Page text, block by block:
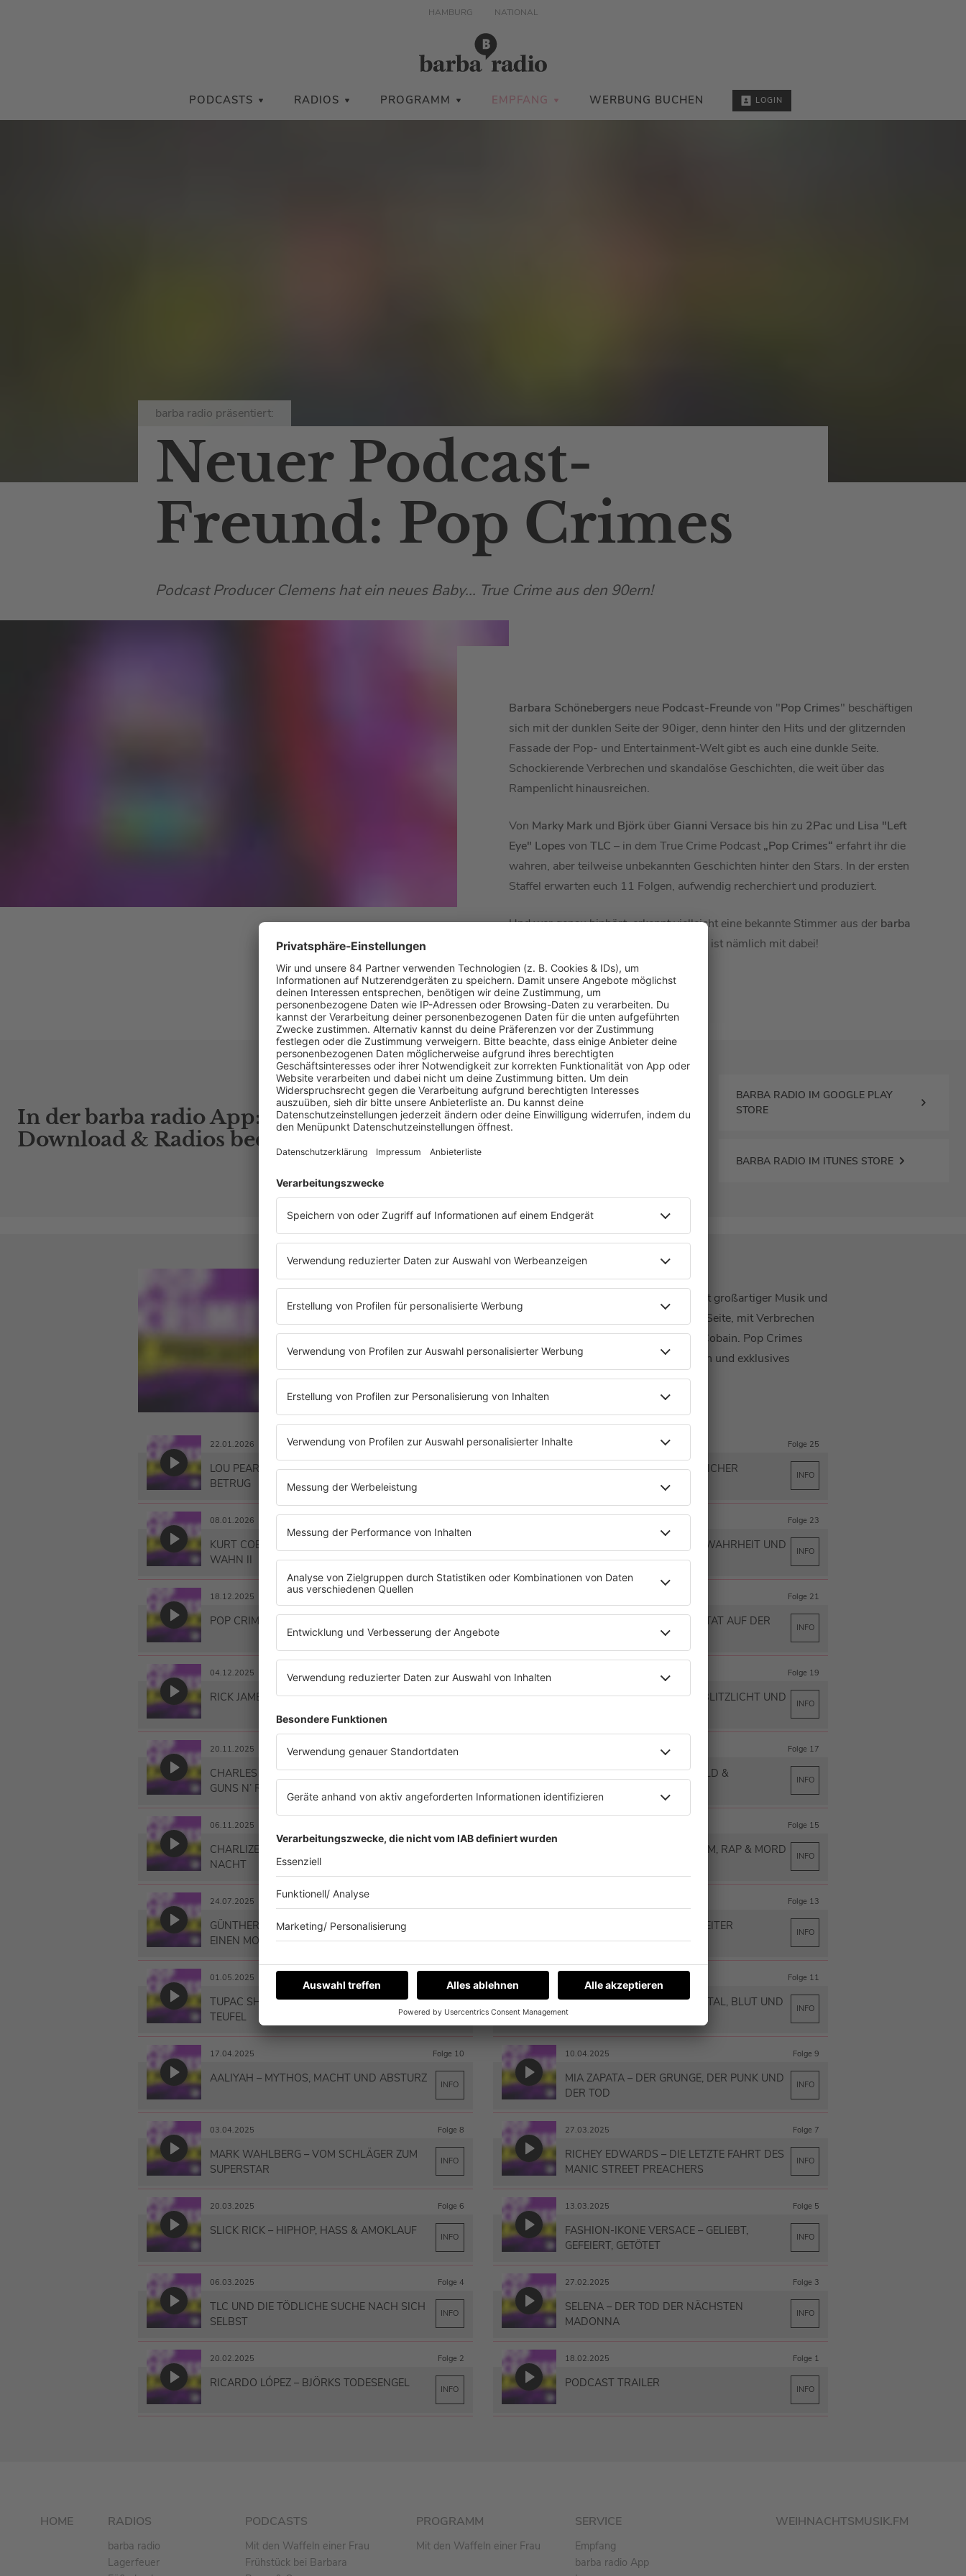
HAMBURG NATIONAL
PODCASTS RADIOS PROGRAMM EMPFANG WERBUNG BUCHEN LOGIN
barba radio präsentiert:
Neuer Podcast-
Freund: Pop Crimes
Podcast Producer Clemens hat ein neues Baby... True Crime aus den 90ern!
Barbara Schönebergers neue Podcast-Freundevon "Pop Crimes" beschäftigen
sich mit der dunklen Seite der 90iger, denn hinter den Hits und der glitzernden
Fassade der Pop- und Entertainment-Welt gibt es auch eine dunkle Seite.
Schockierende Verbrechen und skandalöse Geschichten, die weit über das
Rampenlicht hinausreichen.
Von Marky Mark und Björk über Gianni Versace bis hin zu 2Pac und Lisa "Left
Eye" Lopes von TLC – in dem True Crime Podcast „Pop Crimes“ erfahrt ihr die
wahren, aber teilweise unbekannten Geschichten hinter den Stars. In der ersten
Staffel erwarten euch 11 Folgen, aufwendig recherchiert und produziert.
Und wer genau hinhört, erkennt vielleicht eine bekannte Stimmer aus der barba
ist nämlich mit dabei!
In der barba radio App: Alle Podcasts zum
Download & Radios bequem für unterwegs.
BARBA RADIO IM GOOGLE PLAY
STORE
BARBA RADIO IM ITUNES STORE
POP CRIMES: DIE DUNKLE SEITE DER 90ER
Stars, Hits und Skandale - darum gings in den 90ern gerne mal. Ein Jahrzehnt mit großartiger Musik und
einer unfassbaren Popkultur. Aber dahinter verbirgt sich auch gerne eine dunkle Seite, mit Verbrechen
und skandalösen Geschichten. Egal ob Snoop Dogg, Charlize Theron oder Kurt Cobain. Pop Crimes
erzählt die wahren Geschichten hinter den Stars. Alle weiteren Infos zu den Fällen und exklusives
Material findet ihr auf 90s90s.de
22.01.2026 Folge 26
LOU PEARLMAN – DER BACKSTREET-BOYS-
BETRUG
15.01.2026 Folge 25
CHRISTIAN BRANDO – TÖDLICHER
INFO
08.01.2026
KURT COBAIN – ZWISCHEN WAHRHEIT UND
WAHN II
INFO
Folge 23
KURT COBAIN – ZWISCHEN WAHRHEIT UND
WAHN I
INFO
18.12.2025
POP CRIMES – DAS WEIHNACHTSSPECIAL INFO
Folge 21
DIMEBAG DARRELL – ATTENTAT AUF DER
INFO
04.12.2025 Folge 20
RICK JAMES – FÜNF NÄCHTE HÖLLE
Folge 19
O. J. SIMPSON – ZWISCHEN BLITZLICHT UND
INFO
20.11.2025 Folge 18
CHARLES MANSON – GROUPIES, GEWALT &
GUNS N’ ROSES
INFO
Folge 17
DER BIERKÖNIG – PARTY, GELD &
INFO
06.11.2025
CHARLIZE THERON – SCHÜSSE IN DER
NACHT
Folge 15
SNOOP DOGGY DOGG – RUHM, RAP & MORD INFO
24.07.2025
GÜNTHER KAUFMANN – DER MANN, DER
EINEN MORD ERFAND
Folge 13
POP CRIMES – SO GEHT'S WEITER INFO
01.05.2025
TUPAC SHAKUR – DER DEAL MIT DEM
TEUFEL
INFO
Folge 11
VARG VIKERNES – BLACK METAL, BLUT UND
BRENNENDE KIRCHEN
INFO
17.04.2025 Folge 10
AALIYAH – MYTHOS, MACHT UND ABSTURZ INFO
10.04.2025 Folge 9
MIA ZAPATA – DER GRUNGE, DER PUNK UND
DER TOD
INFO
03.04.2025 Folge 8
MARK WAHLBERG – VOM SCHLÄGER ZUM
SUPERSTAR
INFO
27.03.2025 Folge 7
RICHEY EDWARDS – DIE LETZTE FAHRT DES
MANIC STREET PREACHERS
INFO
20.03.2025 Folge 6
SLICK RICK – HIPHOP, HASS & AMOKLAUF INFO
13.03.2025 Folge 5
FASHION-IKONE VERSACE – GELIEBT,
GEFEIERT, GETÖTET
INFO
06.03.2025 Folge 4
TLC UND DIE TÖDLICHE SUCHE NACH SICH
SELBST
INFO
27.02.2025 Folge 3
SELENA – DER TOD DER NÄCHSTEN
MADONNA
INFO
20.02.2025 Folge 2
RICARDO LÓPEZ – BJÖRKS TODESENGEL INFO
18.02.2025 Folge 1
PODCAST TRAILER INFO
HOME RADIOS
barba radio
Lagerfeuer
PODCASTS
Mit den Waffeln einer Frau
Frühstück bei Barbara
PROGRAMM
Mit den Waffeln einer Frau
SERVICE
Empfang
barba radio App
WEIHNACHTSMUSIK.FM